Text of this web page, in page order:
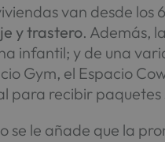
van desde los
y trastero. Además,
infantil; y de una
Gym, el Espacio
para recibir paquetes
se le añade que la